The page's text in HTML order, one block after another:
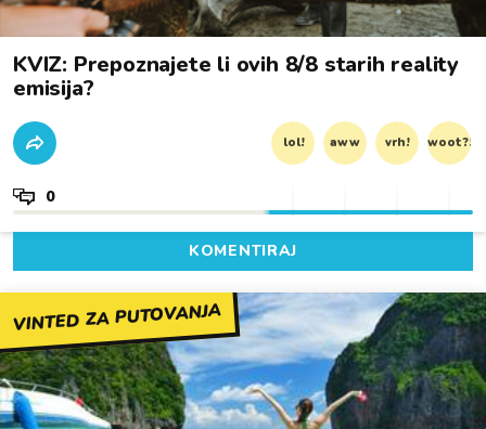
KVIZ: Prepoznajete li ovih 8/8 starih reality
emisija?
lol! aww vrh! woot?!
0
KOMENTIRAJ
VINTED ZA PUTOVANJA